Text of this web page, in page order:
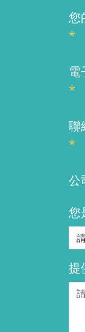
您
*
電
*
聯
*
公
您
提